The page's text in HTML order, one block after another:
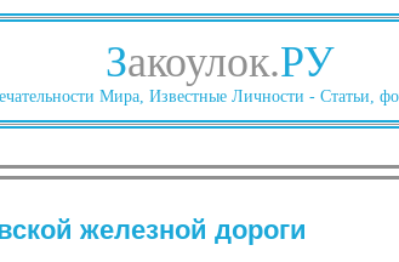
Закоулок.РУ
Мира, Известные Личности - Статьи,
железной дороги